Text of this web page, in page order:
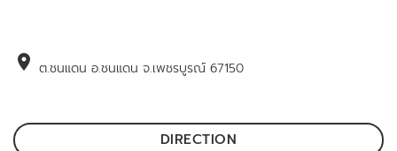
location_on ต.ชนแดน อ.ชนแดน จ.เพชรบูรณ์ 67150
DIRECTION